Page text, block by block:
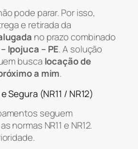
pode parar. Por isso,
e retirada da
no prazo combinado
Ipojuca – PE. A solução
busca locação de
a mim.
Segura (NR11 / NR12)
seguem
normas NR11 e NR12.